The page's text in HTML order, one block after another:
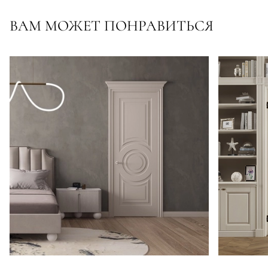
ВАМ МОЖЕТ ПОНРАВИТЬСЯ